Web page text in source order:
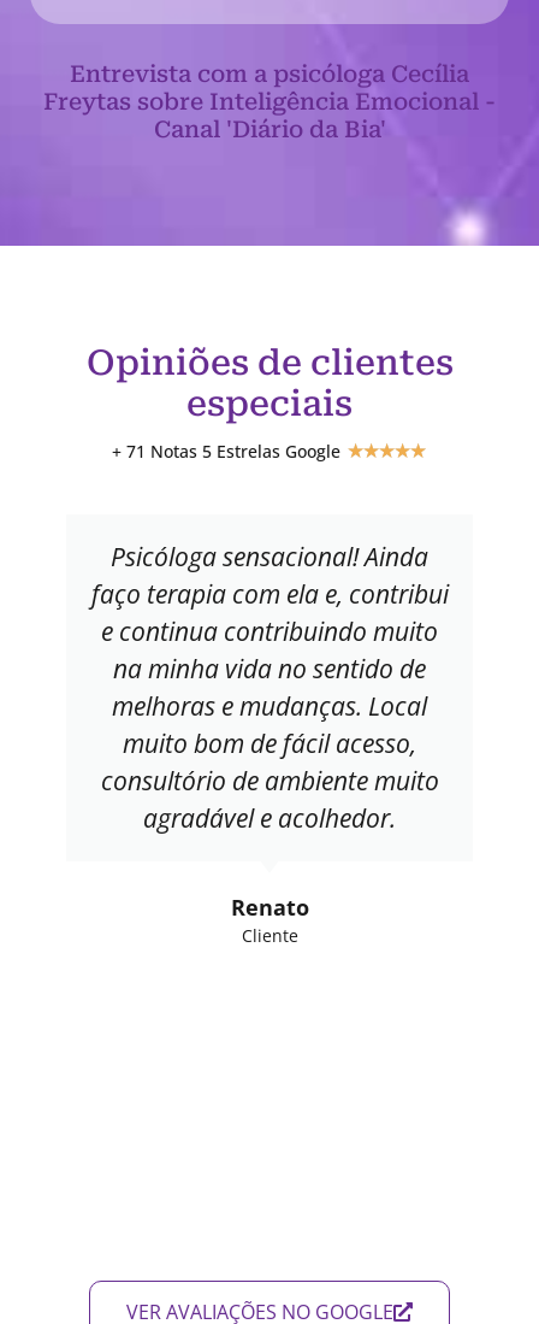
Entrevista com a psicóloga Cecília
Freytas sobre Inteligência Emocional -
Canal 'Diário da Bia'
Opiniões de clientes
especiais
+ 71 Notas 5 Estrelas Google ★★★★★
Psicóloga sensacional! Ainda
faço terapia com ela e, contribui
e continua contribuindo muito
na minha vida no sentido de
melhoras e mudanças. Local
muito bom de fácil acesso,
consultório de ambiente muito
agradável e acolhedor.
Renato
Cliente
VER AVALIAÇÕES NO GOOGLE